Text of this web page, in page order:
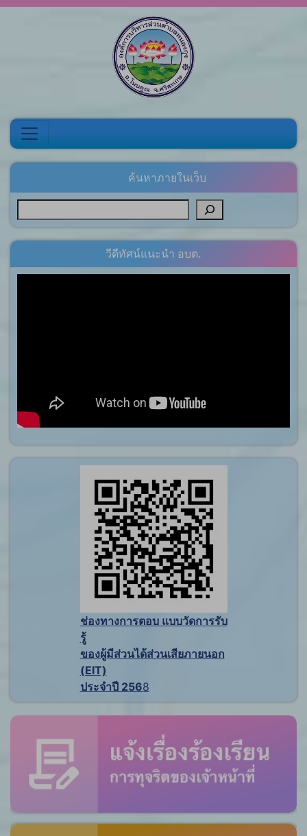
ค้นหาภายในเว็บ
วีดีทัศน์แนะนำ อบต.
ช่องทางการตอบ แบบวัดการรับ
รู้
ของผู้มีส่วนได้ส่วนเสียภายนอก
(EIT)
ประจำปี 2568